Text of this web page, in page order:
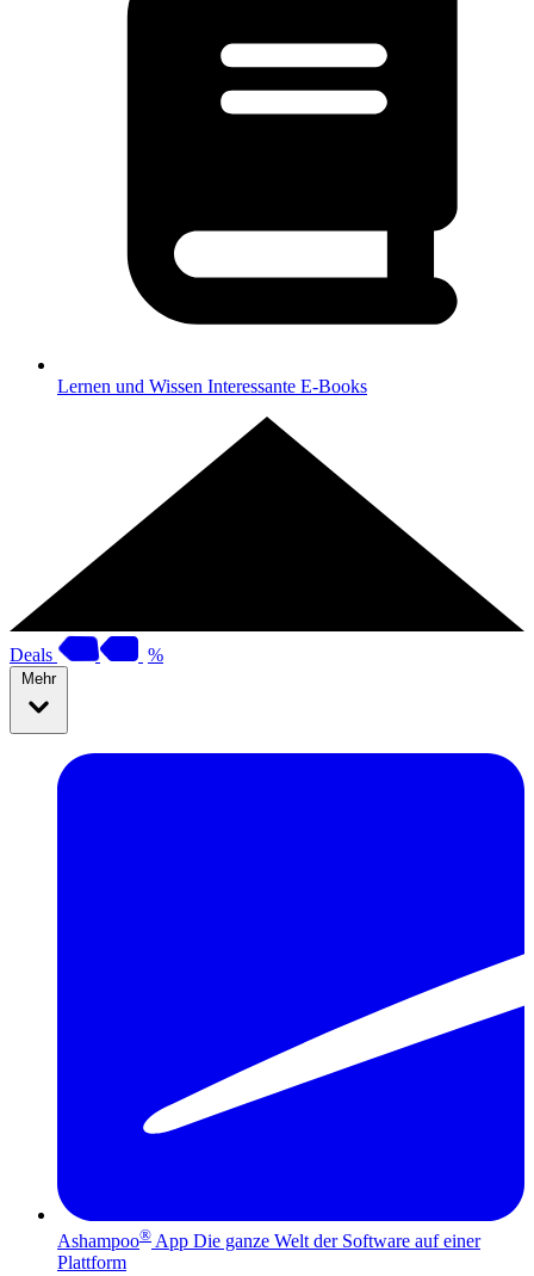
Lernen und Wissen Interessante E-Books
Deals %
Mehr
Ashampoo® App Die ganze Welt der Software auf einer
Plattform